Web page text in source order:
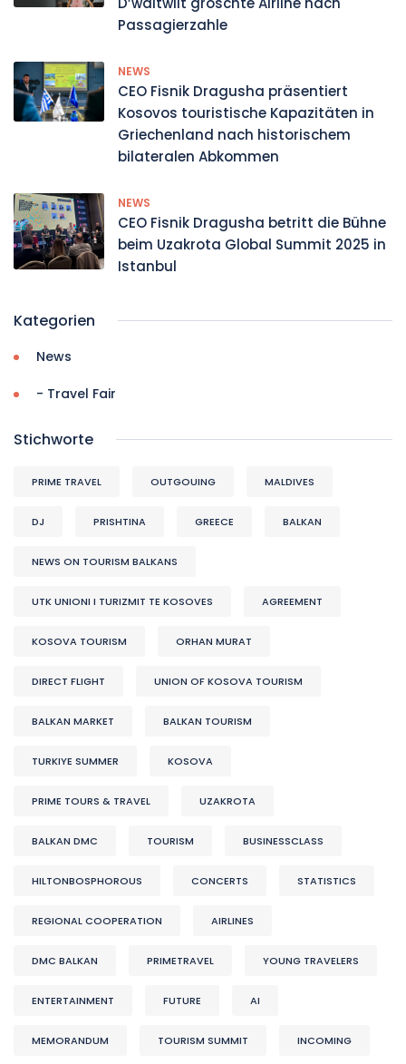
Passagierzahle
NEWS
CEO Fisnik Dragusha präsentiert
Kosovos touristische Kapazitäten in
Griechenland nach historischem
bilateralen Abkommen
NEWS
CEO Fisnik Dragusha betritt die Bühne
beim Uzakrota Global Summit 2025 in
Istanbul
Kategorien
News
- Travel Fair
Stichworte
PRIME TRAVEL OUTGOUING MALDIVES
DJ PRISHTINA GREECE BALKAN
NEWS ON TOURISM BALKANS
UTK UNIONI I TURIZMIT TE KOSOVES AGREEMENT
KOSOVA TOURISM ORHAN MURAT
DIRECT FLIGHT UNION OF KOSOVA TOURISM
BALKAN MARKET BALKAN TOURISM
TURKIYE SUMMER KOSOVA
PRIME TOURS & TRAVEL UZAKROTA
BALKAN DMC TOURISM BUSINESSCLASS
HILTONBOSPHOROUS CONCERTS STATISTICS
REGIONAL COOPERATION AIRLINES
DMC BALKAN PRIMETRAVEL YOUNG TRAVELERS
ENTERTAINMENT FUTURE AI
MEMORANDUM TOURISM SUMMIT INCOMING